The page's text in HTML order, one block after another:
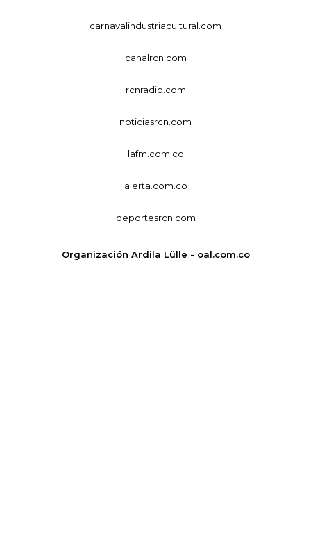
carnavalindustriacultural.com
canalrcn.com
rcnradio.com
noticiasrcn.com
lafm.com.co
alerta.com.co
deportesrcn.com
Organización Ardila Lülle - oal.com.co